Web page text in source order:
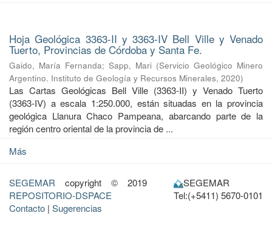
Hoja Geológica 3363-II y 3363-IV Bell Ville y Venado
Tuerto, Provincias de Córdoba y Santa Fe.
Gaido, María Fernanda; Sapp, Mari (Servicio Geológico Minero
Argentino. Instituto de Geología y Recursos Minerales, 2020)
Las Cartas Geológicas Bell Ville (3363-II) y Venado Tuerto
(3363-IV) a escala 1:250.000, están situadas en la provincia
geológica Llanura Chaco Pampeana, abarcando parte de la
región centro oriental de la provincia de ...
Más
SEGEMAR copyright © 2019
REPOSITORIO-DSPACE
Contacto | Sugerencias
SEGEMAR
Tel:(+5411) 5670-0101